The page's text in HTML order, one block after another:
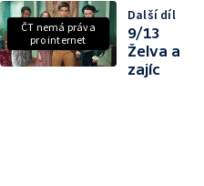
ČT nemá práva
pro internet
Další díl
9/13
Želva a
zajíc